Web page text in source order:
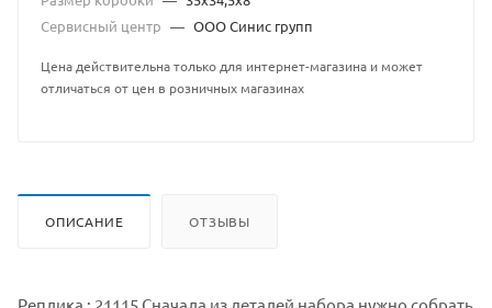
Сервисный центр — ООО Синис групп
Цена действительна только для интернет-магазина и может
отличаться от цен в розничных магазинах
ОПИСАНИЕ ОТЗЫВЫ